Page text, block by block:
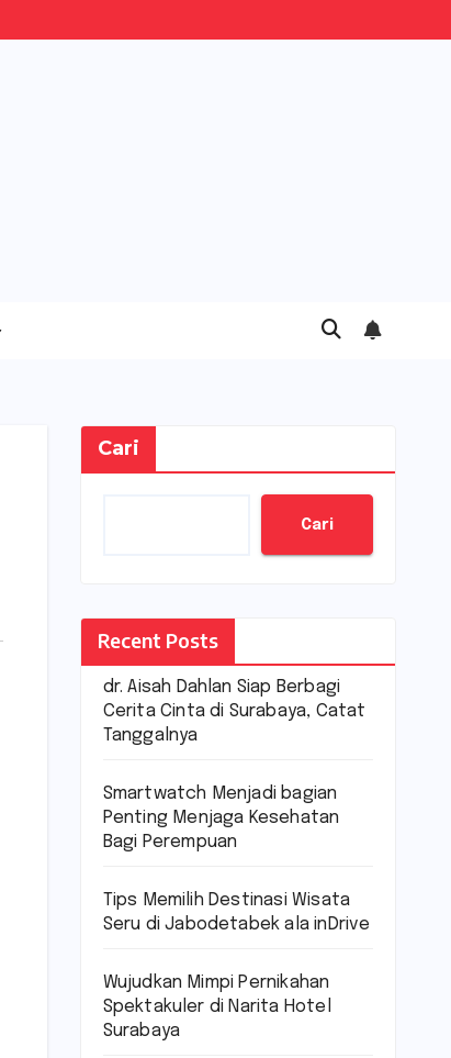
Cari
Cari
Recent Posts
dr. Aisah Dahlan Siap Berbagi
Cerita Cinta di Surabaya, Catat
Tanggalnya
Smartwatch Menjadi bagian
Penting Menjaga Kesehatan
Bagi Perempuan
Tips Memilih Destinasi Wisata
Seru di Jabodetabek ala inDrive
Wujudkan Mimpi Pernikahan
Spektakuler di Narita Hotel
Surabaya